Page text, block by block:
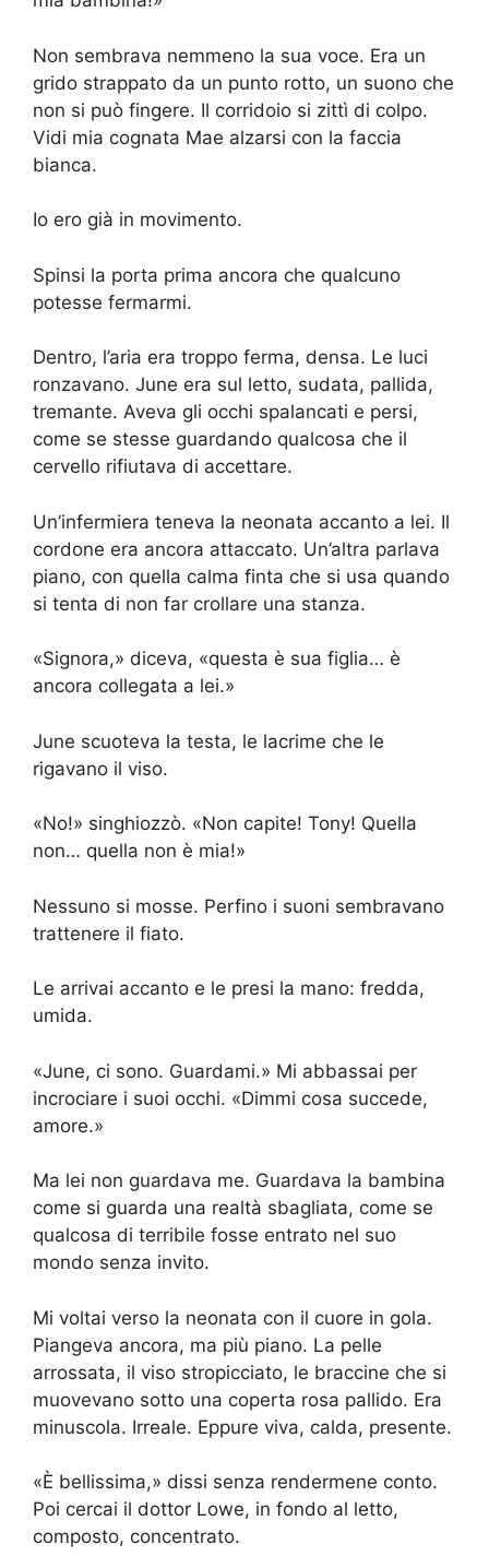
Non sembrava nemmeno la sua voce. Era un
grido strappato da un punto rotto, un suono che
non si può fingere. Il corridoio si zittì di colpo.
Vidi mia cognata Mae alzarsi con la faccia
bianca.
Io ero già in movimento.
Spinsi la porta prima ancora che qualcuno
potesse fermarmi.
Dentro, l’aria era troppo ferma, densa. Le luci
ronzavano. June era sul letto, sudata, pallida,
tremante. Aveva gli occhi spalancati e persi,
come se stesse guardando qualcosa che il
cervello rifiutava di accettare.
Un’infermiera teneva la neonata accanto a lei. Il
cordone era ancora attaccato. Un’altra parlava
piano, con quella calma finta che si usa quando
si tenta di non far crollare una stanza.
«Signora,» diceva, «questa è sua figlia… è
ancora collegata a lei.»
June scuoteva la testa, le lacrime che le
rigavano il viso.
«No!» singhiozzò. «Non capite! Tony! Quella
non… quella non è mia!»
Nessuno si mosse. Perfino i suoni sembravano
trattenere il fiato.
Le arrivai accanto e le presi la mano: fredda,
umida.
«June, ci sono. Guardami.» Mi abbassai per
incrociare i suoi occhi. «Dimmi cosa succede,
amore.»
Ma lei non guardava me. Guardava la bambina
come si guarda una realtà sbagliata, come se
qualcosa di terribile fosse entrato nel suo
mondo senza invito.
Mi voltai verso la neonata con il cuore in gola.
Piangeva ancora, ma più piano. La pelle
arrossata, il viso stropicciato, le braccine che si
muovevano sotto una coperta rosa pallido. Era
minuscola. Irreale. Eppure viva, calda, presente.
«È bellissima,» dissi senza rendermene conto.
Poi cercai il dottor Lowe, in fondo al letto,
composto, concentrato.